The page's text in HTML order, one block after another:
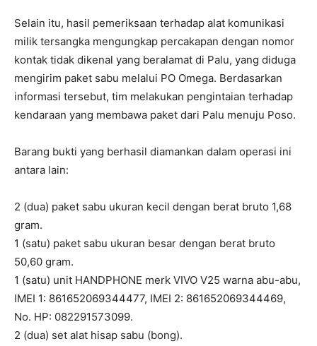
Selain itu, hasil pemeriksaan terhadap alat komunikasi
milik tersangka mengungkap percakapan dengan nomor
kontak tidak dikenal yang beralamat di Palu, yang diduga
mengirim paket sabu melalui PO Omega. Berdasarkan
informasi tersebut, tim melakukan pengintaian terhadap
kendaraan yang membawa paket dari Palu menuju Poso.
Barang bukti yang berhasil diamankan dalam operasi ini
antara lain:
2 (dua) paket sabu ukuran kecil dengan berat bruto 1,68
gram.
1 (satu) paket sabu ukuran besar dengan berat bruto
50,60 gram.
1 (satu) unit HANDPHONE merk VIVO V25 warna abu-abu,
IMEI 1: 861652069344477, IMEI 2: 861652069344469,
No. HP: 082291573099.
2 (dua) set alat hisap sabu (bong).